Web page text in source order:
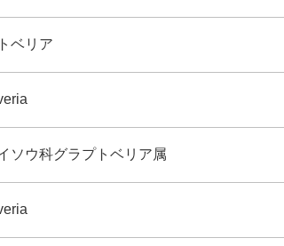
ベリア
ソウ科グラプトベリア属